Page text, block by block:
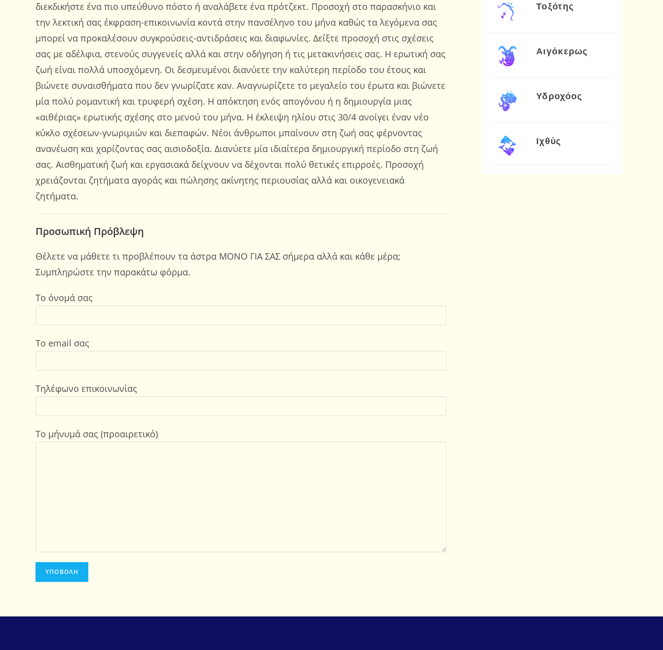
διεκδικήστε ένα πιο υπεύθυνο πόστο ή αναλάβετε ένα πρότζεκτ. Προσοχή στο παρασκήνιο και
την λεκτική σας έκφραση-επικοινωνία κοντά στην πανσέληνο του μήνα καθώς τα λεγόμενα σας
μπορεί να προκαλέσουν συγκρούσεις-αντιδράσεις και διαφωνίες. Δείξτε προσοχή στις σχέσεις
σας με αδέλφια, στενούς συγγενείς αλλά και στην οδήγηση ή τις μετακινήσεις σας. Η ερωτική σας
ζωή είναι πολλά υποσχόμενη. Οι δεσμευμένοι διανύετε την καλύτερη περίοδο του έτους και
βιώνετε συναισθήματα που δεν γνωρίζατε καν. Αναγνωρίζετε το μεγαλείο του έρωτα και βιώνετε
μία πολύ ρομαντική και τρυφερή σχέση. Η απόκτηση ενός απογόνου ή η δημιουργία μιας
«αιθέριας» ερωτικής σχέσης στο μενού του μήνα. Η έκλειψη ηλίου στις 30/4 ανοίγει έναν νέο
κύκλο σχέσεων-γνωριμιών και διεπαφών. Νέοι άνθρωποι μπαίνουν στη ζωή σας φέρνοντας
ανανέωση και χαρίζοντας σας αισιοδοξία. Διανύετε μία ιδιαίτερα δημιουργική περίοδο στη ζωή
σας. Αισθηματική ζωή και εργασιακά δείχνουν να δέχονται πολύ θετικές επιρροές. Προσοχή
χρειάζονται ζητήματα αγοράς και πώλησης ακίνητης περιουσίας αλλά και οικογενειακά
ζητήματα.
Προσωπική Πρόβλεψη
Θέλετε να μάθετε τι προβλέπουν τα άστρα ΜΟΝΟ ΓΙΑ ΣΑΣ σήμερα αλλά και κάθε μέρα;
Συμπληρώστε την παρακάτω φόρμα.
Το όνομά σας
Το email σας
Τηλέφωνο επικοινωνίας
Το μήνυμά σας (προαιρετικό)
Τοξότης
Αιγόκερως
Υδροχόος
Ιχθύς